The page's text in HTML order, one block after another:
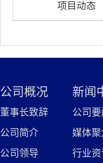
项目动态
公司概况
董事长致辞
公司简介
公司领导
新闻
公司要
媒体聚
行业资